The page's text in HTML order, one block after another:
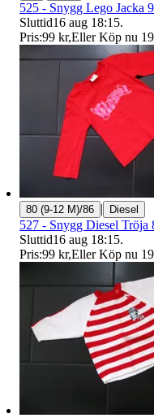
525 - Snygg Lego Jacka
Sluttid16 aug 18:15.
Pris:99 kr,Eller Köp nu
80 (9-12 M)/86 | Diesel
527 - Snygg Diesel
Sluttid16 aug 18:15.
Pris:99 kr,Eller Köp nu